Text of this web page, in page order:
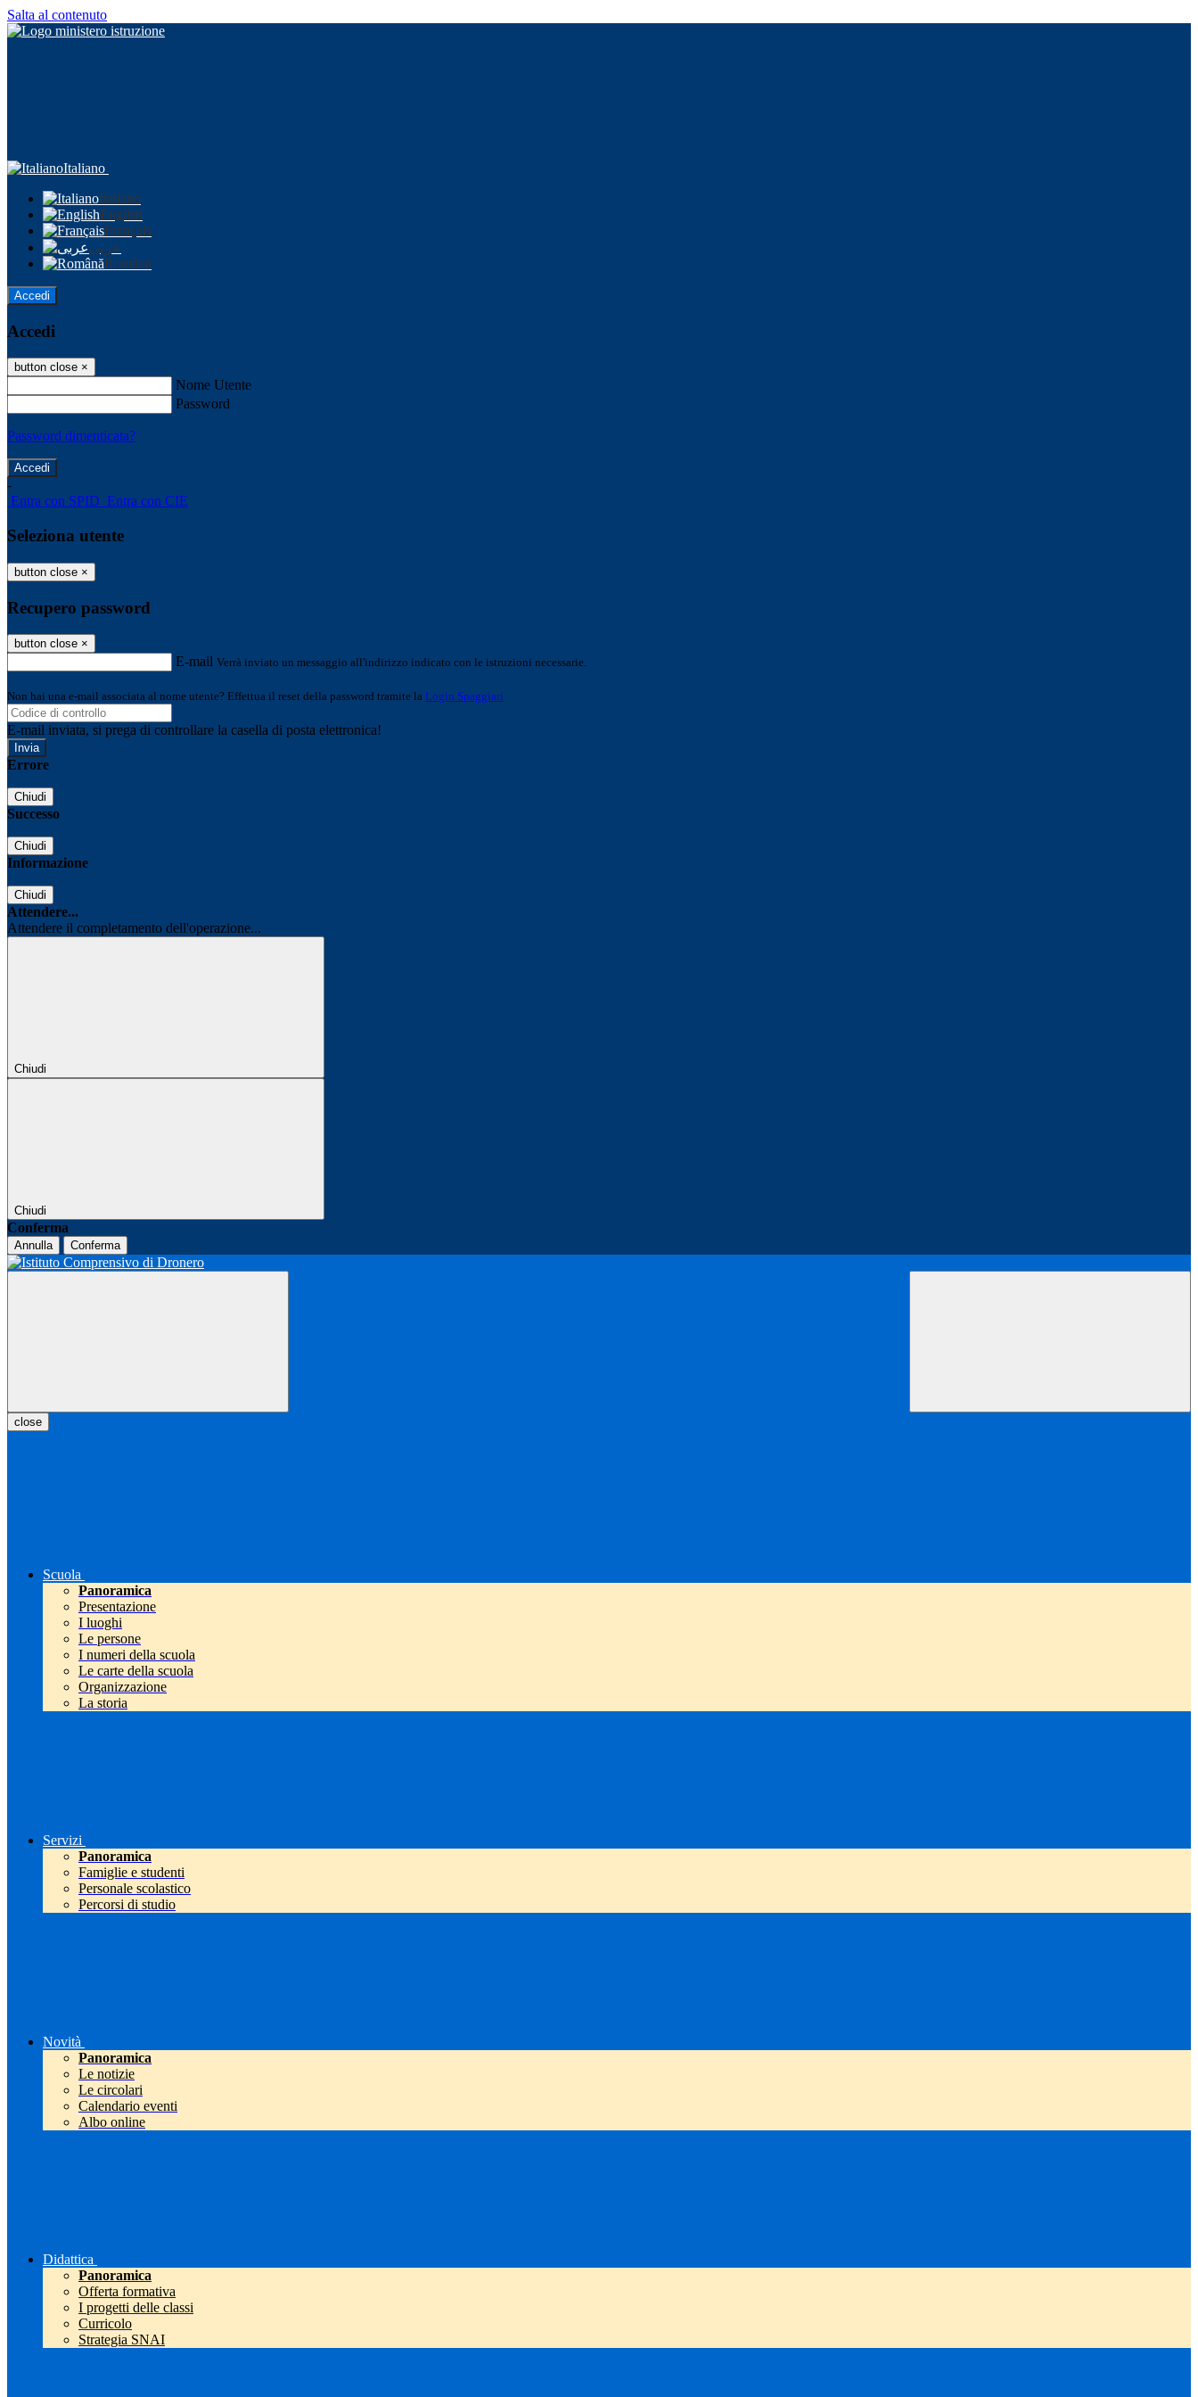
Salta al contenuto
Italiano
Italiano
English
Français
عربى
Română
Accedi
Accedi
button close ×
Nome Utente
Password
Password dimenticata?
-
Entra con SPID Entra con CIE
Seleziona utente
button close ×
Recupero password
button close ×
E-mail Verrà inviato un messaggio all'indirizzo indicato con le istruzioni necessarie.
Non hai una e-mail associata al nome utente? Effettua il reset della password tramite la Login Spaggiari
E-mail inviata, si prega di controllare la casella di posta elettronica!
Errore
Chiudi
Successo
Chiudi
Informazione
Chiudi
Attendere...
Attendere il completamento dell'operazione...
Chiudi
Chiudi
Conferma
Annulla Conferma
close
Scuola
Panoramica
Presentazione
I luoghi
Le persone
I numeri della scuola
Le carte della scuola
Organizzazione
La storia
Servizi
Panoramica
Famiglie e studenti
Personale scolastico
Percorsi di studio
Novità
Panoramica
Le notizie
Le circolari
Calendario eventi
Albo online
Didattica
Panoramica
Offerta formativa
I progetti delle classi
Curricolo
Strategia SNAI